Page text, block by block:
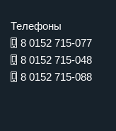
Телефоны
8 0152 715-077
8 0152 715-048
8 0152 715-088